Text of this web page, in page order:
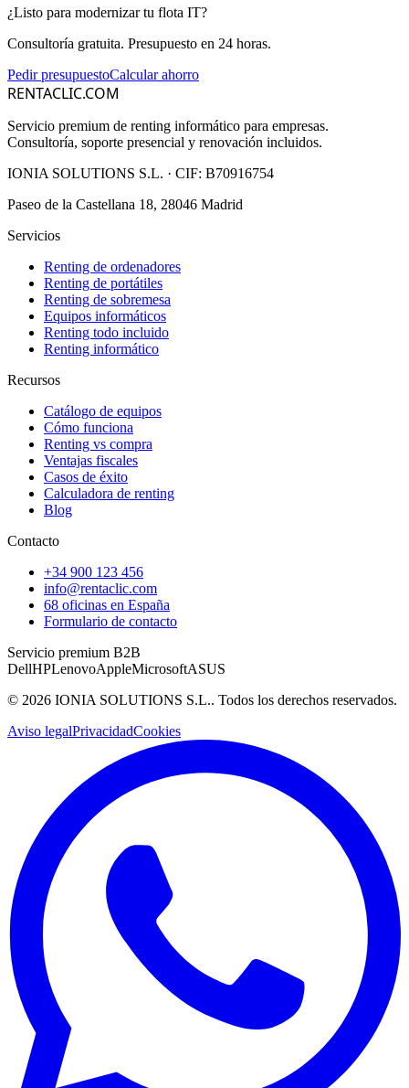
¿Listo para modernizar tu flota IT?
Consultoría gratuita. Presupuesto en 24 horas.
Pedir presupuestoCalcular ahorro
RENTACLIC.COM
Servicio premium de renting informático para empresas.
Consultoría, soporte presencial y renovación incluidos.
IONIA SOLUTIONS S.L. · CIF: B70916754
Paseo de la Castellana 18, 28046 Madrid
Servicios
Renting de ordenadores
Renting de portátiles
Renting de sobremesa
Equipos informáticos
Renting todo incluido
Renting informático
Recursos
Catálogo de equipos
Cómo funciona
Renting vs compra
Ventajas fiscales
Casos de éxito
Calculadora de renting
Blog
Contacto
+34 900 123 456
info@rentaclic.com
68 oficinas en España
Formulario de contacto
Servicio premium B2B
DellHPLenovoAppleMicrosoftASUS
© 2026 IONIA SOLUTIONS S.L.. Todos los derechos reservados.
Aviso legalPrivacidadCookies